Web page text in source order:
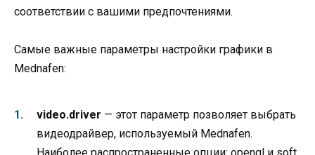
соответствии с вашими предпочтениями.
Самые важные параметры настройки графики в
Mednafen:
video.driver — этот параметр позволяет выбрать
видеодрайвер, используемый Mednafen.
Наиболее распространенные опции: opengl и soft.